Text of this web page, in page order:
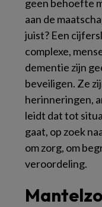
geen behoefte
aan de
juist? Een
complexe,
dementie zijn
beveiligen. Ze
herinneringen,
leidt dat tot
gaat, op zoek
om zorg, om
veroordeling.